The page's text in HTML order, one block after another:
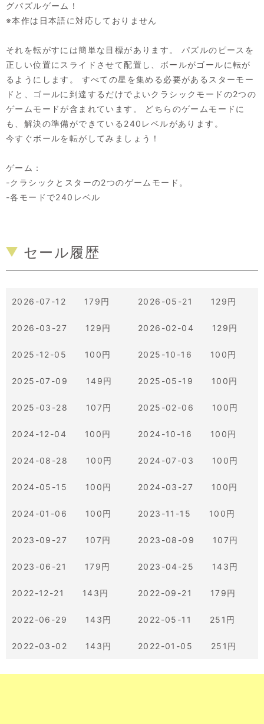
グパズルゲーム！
※本作は日本語に対応しておりません
それを転がすには簡単な目標があります。 パズルのピースを
正しい位置にスライドさせて配置し、ボールがゴールに転が
るようにします。 すべての星を集める必要があるスターモー
ドと、ゴールに到達するだけでよいクラシックモードの2つの
ゲームモードが含まれています。 どちらのゲームモードに
も、解決の準備ができている240レベルがあります。
今すぐボールを転がしてみましょう！
ゲーム：
-クラシックとスターの2つのゲームモード。
-各モードで240レベル
セール履歴
2026-07-12 179円 2026-05-21 129円
2026-03-27 129円 2026-02-04 129円
2025-12-05 100円 2025-10-16 100円
2025-07-09 149円 2025-05-19 100円
2025-03-28 107円 2025-02-06 100円
2024-12-04 100円 2024-10-16 100円
2024-08-28 100円 2024-07-03 100円
2024-05-15 100円 2024-03-27 100円
2024-01-06 100円 2023-11-15 100円
2023-09-27 107円 2023-08-09 107円
2023-06-21 179円 2023-04-25 143円
2022-12-21 143円 2022-09-21 179円
2022-06-29 143円 2022-05-11 251円
2022-03-02 143円 2022-01-05 251円